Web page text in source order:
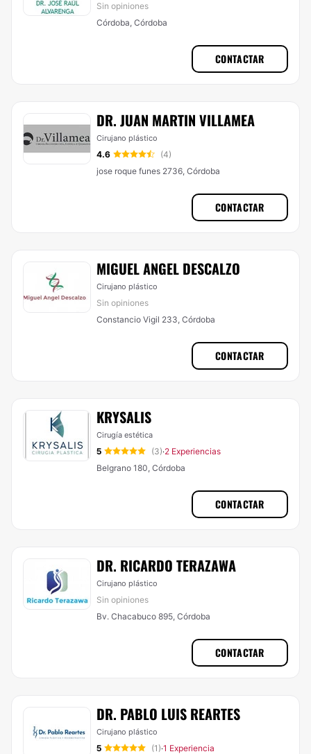
Sin opiniones
Córdoba, Córdoba
CONTACTAR
DR. JUAN MARTIN VILLAMEA
Cirujano plástico
4.6
(4)
jose roque funes 2736, Córdoba
CONTACTAR
MIGUEL ANGEL DESCALZO
Cirujano plástico
Sin opiniones
Constancio Vigil 233, Córdoba
CONTACTAR
KRYSALIS
Cirugía estética
5 (3)·2 Experiencias
Belgrano 180, Córdoba
CONTACTAR
DR. RICARDO TERAZAWA
Cirujano plástico
Sin opiniones
Bv. Chacabuco 895, Córdoba
CONTACTAR
DR. PABLO LUIS REARTES
Cirujano plástico
5 (1)·1 Experiencia